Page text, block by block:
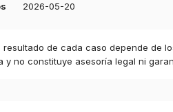
2026-05-20
resultado de cada caso depende de
y no constituye asesoría legal ni